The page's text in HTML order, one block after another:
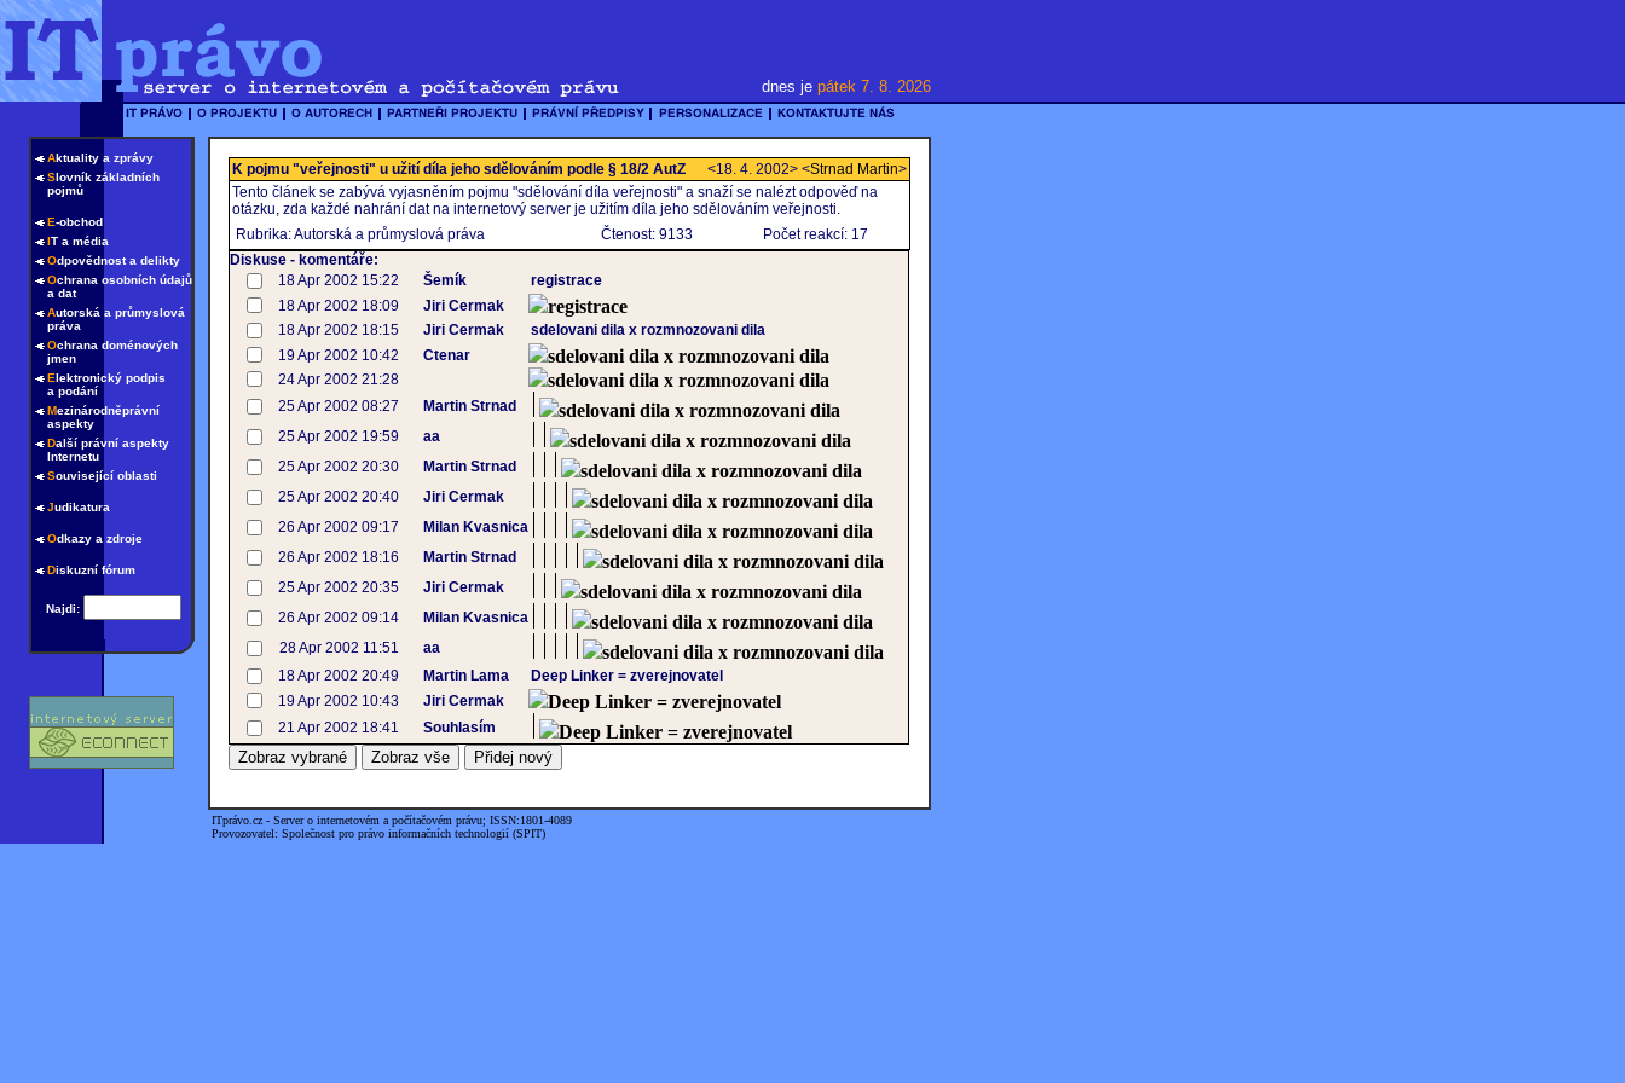
dnes je pátek 7. 8. 2026
Aktuality a zprávy
Slovník základních
pojmů
E-obchod
IT a média
Odpovědnost a delikty
Ochrana osobních údajů
a dat
Autorská a průmyslová
práva
Ochrana doménových
jmen
Elektronický podpis
a podání
Mezinárodněprávní
aspekty
Další právní aspekty
Internetu
Související oblasti
Judikatura
Odkazy a zdroje
Diskuzní fórum
Najdi:
K pojmu "veřejnosti" u užití díla jeho sdělováním podle § 18/2 AutZ <18. 4. 2002> <Strnad Martin>
Tento článek se zabývá vyjasněním pojmu "sdělování díla veřejnosti" a snaží se nalézt odpověď na
otázku, zda každé nahrání dat na internetový server je užitím díla jeho sdělováním veřejnosti.
Rubrika: Autorská a průmyslová práva
Čtenost: 9133
Počet reakcí: 17
Diskuse - komentáře:
18 Apr 2002 15:22
Šemík
registrace
18 Apr 2002 18:09
Jiri Cermak registrace
18 Apr 2002 18:15 Jiri Cermak
sdelovani dila x rozmnozovani dila
19 Apr 2002 10:42
Ctenar sdelovani dila x rozmnozovani dila
24 Apr 2002 21:28 sdelovani dila x rozmnozovani dila
25 Apr 2002 08:27 Martin Strnad sdelovani dila x rozmnozovani dila
25 Apr 2002 19:59 aa sdelovani dila x rozmnozovani dila
25 Apr 2002 20:30 Martin Strnad sdelovani dila x rozmnozovani dila
25 Apr 2002 20:40 Jiri Cermak sdelovani dila x rozmnozovani dila
26 Apr 2002 09:17 Milan Kvasnica sdelovani dila x rozmnozovani dila
26 Apr 2002 18:16 Martin Strnad sdelovani dila x rozmnozovani dila
25 Apr 2002 20:35 Jiri Cermak sdelovani dila x rozmnozovani dila
26 Apr 2002 09:14 Milan Kvasnica sdelovani dila x rozmnozovani dila
28 Apr 2002 11:51 aa sdelovani dila x rozmnozovani dila
18 Apr 2002 20:49 Martin Lama
Deep Linker = zverejnovatel
19 Apr 2002 10:43
Jiri Cermak Deep Linker = zverejnovatel
21 Apr 2002 18:41 Souhlasím Deep Linker = zverejnovatel
ITprávo.cz - Server o internetovém a počítačovém právu; ISSN:1801-4089
Provozovatel: Společnost pro právo informačních technologií (SPIT)